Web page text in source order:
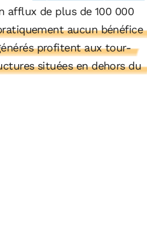
afflux de plus de 100 000
aucun bénéfice
profitent aux tour-
situées en dehors du